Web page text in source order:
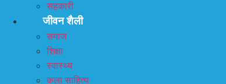
सहकारी
जीवन शैली
समाज
शिक्षा
स्वास्थ्य
कला साहित्य